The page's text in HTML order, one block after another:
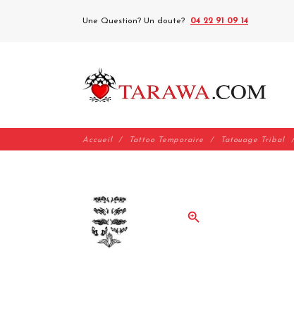
Une Question? Un doute? 04 22 91 09 14
Accueil Tattoo Temporaire Tatouage Tribal
zoom_in